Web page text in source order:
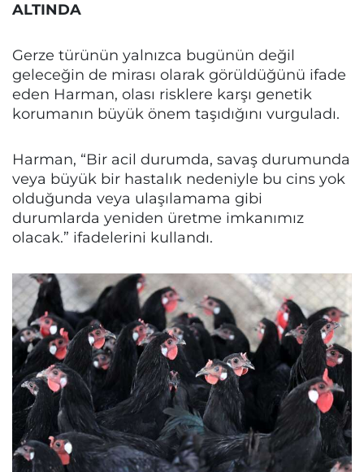
ALTINDA
Gerze türünün yalnızca bugünün değil
geleceğin de mirası olarak görüldüğünü ifade
eden Harman, olası risklere karşı genetik
korumanın büyük önem taşıdığını vurguladı.
Harman, “Bir acil durumda, savaş durumunda
veya büyük bir hastalık nedeniyle bu cins yok
olduğunda veya ulaşılamama gibi
durumlarda yeniden üretme imkanımız
olacak.” ifadelerini kullandı.